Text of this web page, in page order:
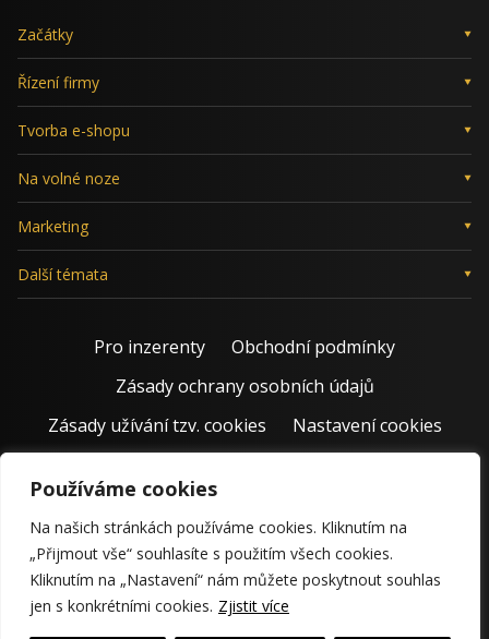
Používáme cookies
Na našich stránkách používáme cookies. Kliknutím na
„Přijmout vše“ souhlasíte s použitím všech cookies.
Kliknutím na „Nastavení“ nám můžete poskytnout souhlas
jen s konkrétními cookies. Zjistit více
Začátky
Řízení firmy
Tvorba e-shopu
Na volné noze
Marketing
Další témata
Pro inzerenty
Obchodní podmínky
Zásady ochrany osobních údajů
Zásady užívání tzv. cookies
Nastavení cookies
© 2011 – 2026 Jiří Rostecký | Inspiruje české podnikatele už 15